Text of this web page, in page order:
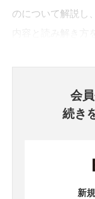
のについて解説し
会
続き
新